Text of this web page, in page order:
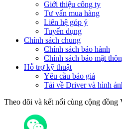
Giới thiệu công ty
Tư vấn mua hàng
Liên hệ góp ý
Tuyển dụng
Chính sách chung
Chính sách bảo hành
Chính sách bảo mật
Hỗ trợ kỹ thuật
Yêu cầu báo giá
Tải về Driver và hình
Theo dõi và kết nối cùng cộng đồng